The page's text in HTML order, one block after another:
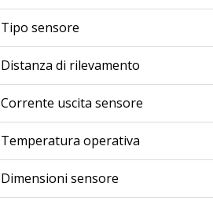
Tipo sensore
Distanza di rilevamento
Corrente uscita sensore
Temperatura operativa
Dimensioni sensore